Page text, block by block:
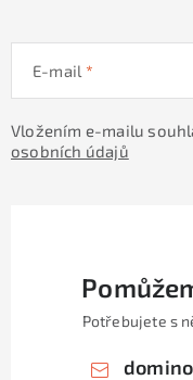
E-mail
Vložením e-mailu
osobních údajů
Potřebujete s